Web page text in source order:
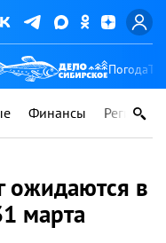
Погода
Финансы Регионы
ожидаются в
марта